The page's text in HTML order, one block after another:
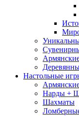
Настольные
Нарды +
Шахматы